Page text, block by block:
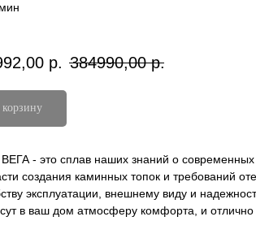
р. 384990,00 р.
- это сплав наших знаний о
создания каминных топок и требований
эксплуатации, внешнему виду и
в ваш дом атмосферу комфорта, и